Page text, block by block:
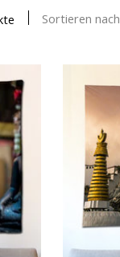
Sortieren nach